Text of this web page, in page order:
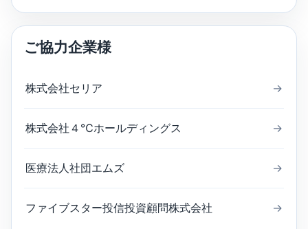
ご協力企業様
株式会社セリア →
株式会社４℃ホールディングス →
医療法人社団エムズ →
ファイブスター投信投資顧問株式会社 →